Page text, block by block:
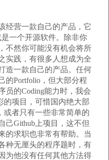
经营一款自己的产品，它
一个开源软件。除非你
不然你可能没有机会将所
实践，有很多人想成为全
造一款自己的产品。任何
的Portfolio，但大部分程
员的Coding能力时，我会
的项目，可惜国内绝大部
或者只有一些非常简单的
己Github上项目，这不但
的求职也非常有帮助。当
种无厘头的程序题时，有
为他没有任何其他方法得